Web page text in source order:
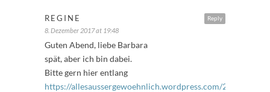
Reply
REGINE
8. Dezember 2017 at 19:48
Guten Abend, liebe Barbara
spät, aber ich bin dabei.
Bitte gern hier entlang
https://allesaussergewoehnlich.wordpress.com/2017/12/